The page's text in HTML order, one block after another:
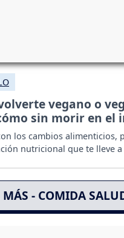
vegano o
sin morir en el
los cambios alimenticios,
nutricional que te lleve
MÁS - COMIDA